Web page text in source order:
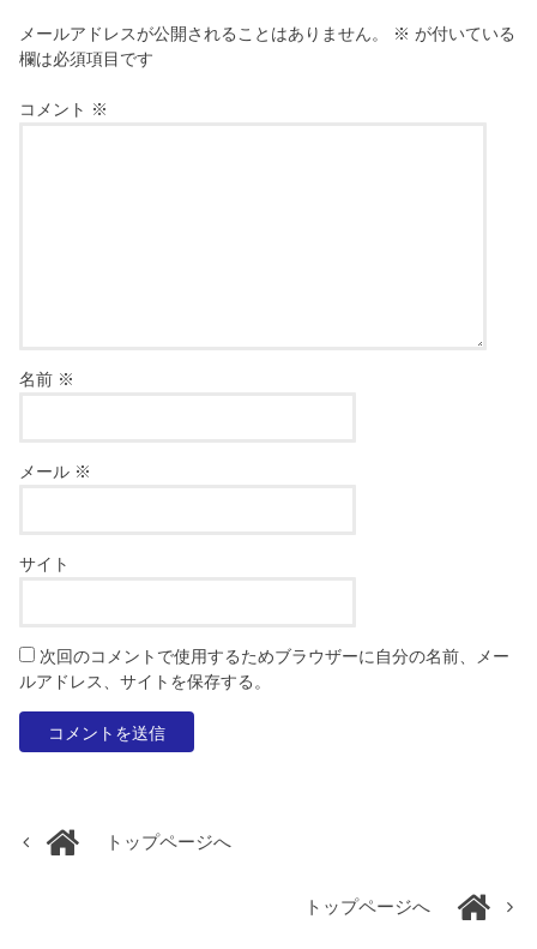
メールアドレスが公開されることはありません。 ※ が付いている
欄は必須項目です
コメント ※
名前 ※
メール ※
サイト
次回のコメントで使用するためブラウザーに自分の名前、メー
ルアドレス、サイトを保存する。
トップページへ
トップページへ